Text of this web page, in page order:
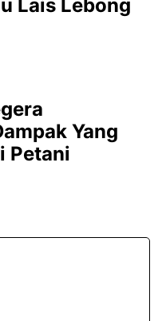
Lais Lebong
Yang
Petani